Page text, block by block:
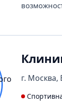
г. Москва,